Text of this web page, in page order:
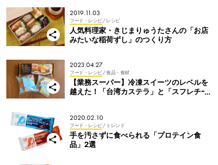
2019.11.03
フード・レシピ/ レシピ
人気料理家・きじまりゅうたさんの「お店
みたいな稲荷ずし」のつくり方
2023.04.27
フード・レシピ/ 食品・食材
【業務スーパー】冷凍スイーツのレベルを
越えた！「台湾カステラ」と「スフレチー
2020.02.10
フード・レシピ/ トレンド
手を汚さずに食べられる「プロテイン食
品」2選